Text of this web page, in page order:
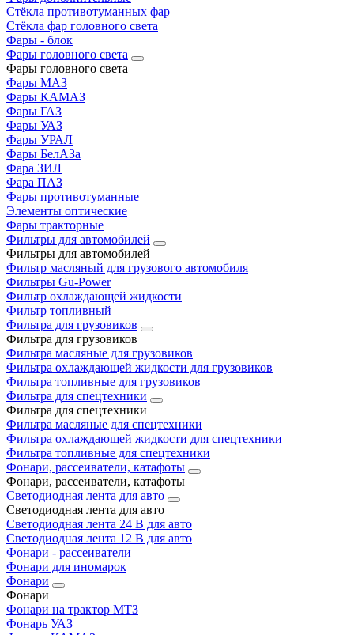
Стёкла противотуманных фар
Стёкла фар головного света
Фары - блок
Фары головного света
Фары головного света
Фары МАЗ
Фары КАМАЗ
Фары ГАЗ
Фары УАЗ
Фары УРАЛ
Фары БелАЗа
Фара ЗИЛ
Фара ПАЗ
Фары противотуманные
Элементы оптические
Фары тракторные
Фильтры для автомобилей
Фильтры для автомобилей
Фильтр масляный для грузового автомобиля
Фильтры Gu-Power
Фильтр охлаждающей жидкости
Фильтр топливный
Фильтра для грузовиков
Фильтра для грузовиков
Фильтра масляные для грузовиков
Фильтра охлаждающей жидкости для грузовиков
Фильтра топливные для грузовиков
Фильтра для спецтехники
Фильтра для спецтехники
Фильтра масляные для спецтехники
Фильтра охлаждающей жидкости для спецтехники
Фильтра топливные для спецтехники
Фонари, рассеиватели, катафоты
Фонари, рассеиватели, катафоты
Светодиодная лента для авто
Светодиодная лента для авто
Светодиодная лента 24 В для авто
Светодиодная лента 12 В для авто
Фонари - рассеиватели
Фонари для иномарок
Фонари
Фонари
Фонари на трактор МТЗ
Фонарь УАЗ